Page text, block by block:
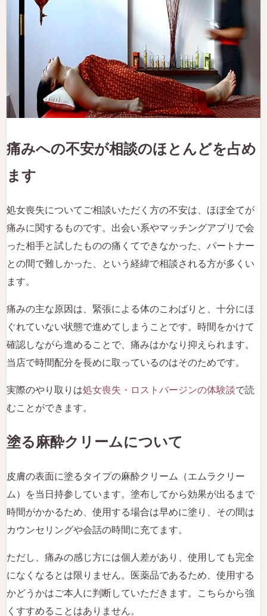
痛みへの不安が相談のほとんどを占め
ます
処女喪失についてご相談いただく方の不安は、ほぼ全てが
痛みに関するものです。出会い系やマッチングアプリで会
った相手と試したものの痛くてできなかった、パートナー
との間で難しかった、という経緯で相談される方が多くい
ます。
痛みの主な原因は、緊張による体のこわばりと、十分にほ
ぐれていない状態で進めてしまうことです。時間をかけて
確認しながら進めることで、痛みはかなり抑えられます。
当店で時間配分を長めに取っているのはそのためです。
実際のやり取りは処女喪失・ロストバージンの体験談で読
むことができます。
塗る麻酔クリームについて
皮膚の表面に塗るタイプの麻酔クリーム（エムラクリー
ム）を当日持参しています。塗布してから効果が出るまで
時間がかかるため、使用する場合は早めに塗り、その間は
カウンセリングや会話の時間に充てます。
ただし、痛みの感じ方には個人差があり、使用しても完全
になくなるとは限りません。医薬品であるため、使用する
かどうかはご本人に判断していただきます。こちらから強
くすすめることはありません。